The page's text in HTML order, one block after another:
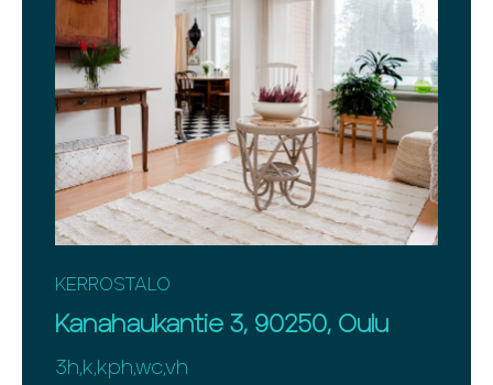
KERROSTALO
Kanahaukantie 3, 90250, Oulu
3h,k,kph,wc,vh